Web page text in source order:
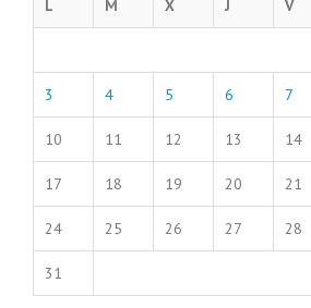
L M X J V
3 4 5 6 7
10 11 12 13 14
17 18 19 20 21
24 25 26 27 28
31